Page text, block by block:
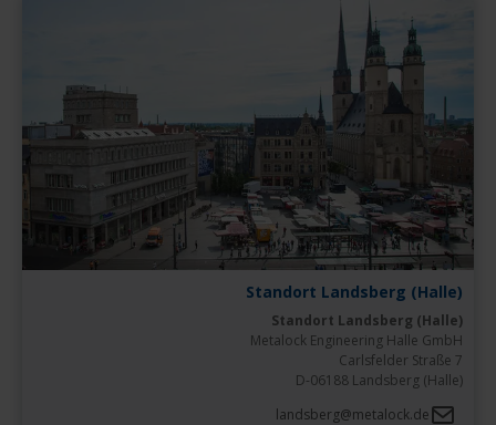
Standort Landsberg (Halle)
Standort Landsberg (Halle)
D-06188 Landsberg (Halle)
landsberg@metalock.de